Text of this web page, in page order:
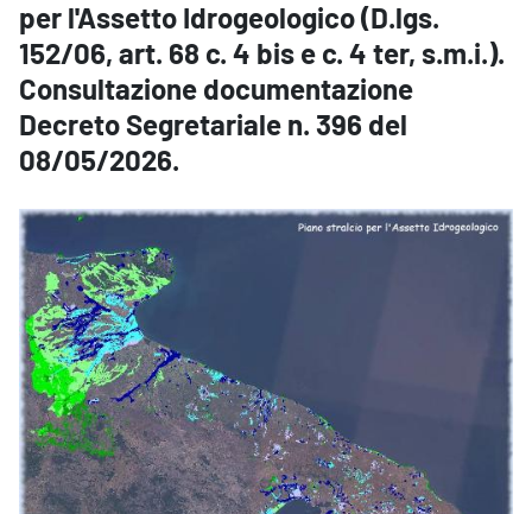
per l'Assetto Idrogeologico (D.lgs.
152/06, art. 68 c. 4 bis e c. 4 ter, s.m.i.).
Consultazione documentazione
Decreto Segretariale n. 396 del
08/05/2026.